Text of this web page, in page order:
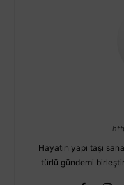
Hayatın yapı taşı
türlü gündemi